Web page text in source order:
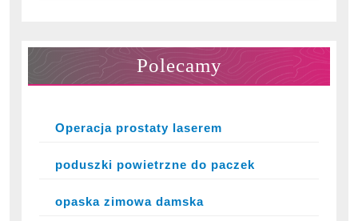
Polecamy
Operacja prostaty laserem
poduszki powietrzne do paczek
opaska zimowa damska